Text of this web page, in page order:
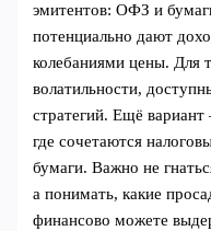
эмитентов: ОФЗ и
потенциально дают
колебаниями цены. Для
волатильности,
стратегий. Ещё
где сочетаются
бумаги. Важно не
а понимать, какие
финансово можете